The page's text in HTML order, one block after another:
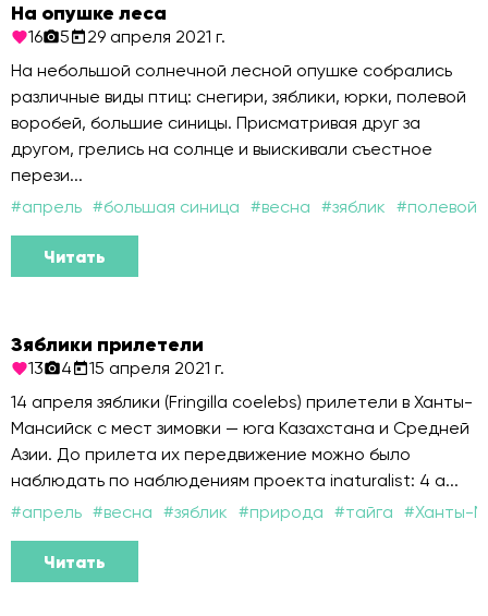
На опушке леса
16 5
29 апреля 2021 г.
На небольшой солнечной лесной опушке собрались
различные виды птиц: снегири, зяблики, юрки, полевой
воробей, большие синицы. Присматривая друг за
другом, грелись на солнце и выискивали съестное
перези...
#апрель #большая синица #весна #зяблик #полевой
Читать
Зяблики прилетели
13 4
15 апреля 2021 г.
14 апреля зяблики (Fringilla coelebs) прилетели в Ханты-
Мансийск с мест зимовки — юга Казахстана и Средней
Азии. До прилета их передвижение можно было
наблюдать по наблюдениям проекта inaturalist: 4 а...
#апрель #весна #зяблик #природа #тайга #Ханты-
Читать